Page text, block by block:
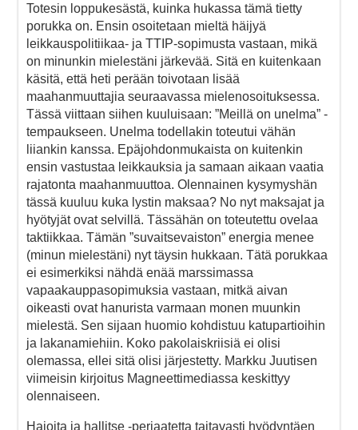
Totesin loppukesästä, kuinka hukassa tämä tietty
porukka on. Ensin osoitetaan mieltä häijyä
leikkauspolitiikaa- ja TTIP-sopimusta vastaan, mikä
on minunkin mielestäni järkevää. Sitä en kuitenkaan
käsitä, että heti perään toivotaan lisää
maahanmuuttajia seuraavassa mielenosoituksessa.
Tässä viittaan siihen kuuluisaan: ”Meillä on unelma” -
tempaukseen. Unelma todellakin toteutui vähän
liiankin kanssa. Epäjohdonmukaista on kuitenkin
ensin vastustaa leikkauksia ja samaan aikaan vaatia
rajatonta maahanmuuttoa. Olennainen kysymyshän
tässä kuuluu kuka lystin maksaa? No nyt maksajat ja
hyötyjät ovat selvillä. Tässähän on toteutettu ovelaa
taktiikkaa. Tämän ”suvaitsevaiston” energia menee
(minun mielestäni) nyt täysin hukkaan. Tätä porukkaa
ei esimerkiksi nähdä enää marssimassa
vapaakauppasopimuksia vastaan, mitkä aivan
oikeasti ovat hanurista varmaan monen muunkin
mielestä. Sen sijaan huomio kohdistuu katupartioihin
ja lakanamiehiin. Koko pakolaiskriisiä ei olisi
olemassa, ellei sitä olisi järjestetty. Markku Juutisen
viimeisin kirjoitus Magneettimediassa keskittyy
olennaiseen.
Hajoita ja hallitse -periaatetta taitavasti hyödyntäen